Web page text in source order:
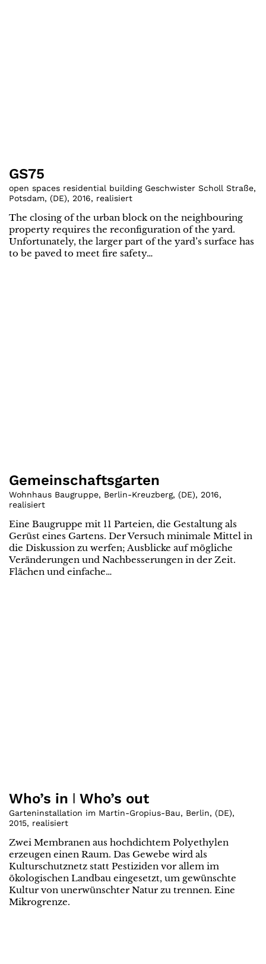
GS75
open spaces residential building Geschwister Scholl Straße,
Potsdam, (DE), 2016, realisiert
The closing of the urban block on the neighbouring
property requires the reconfiguration of the yard.
Unfortunately, the larger part of the yard’s surface has
to be paved to meet fire safety…
Gemeinschaftsgarten
Wohnhaus Baugruppe, Berlin-Kreuzberg, (DE), 2016,
realisiert
Eine Baugruppe mit 11 Parteien, die Gestaltung als
Gerüst eines Gartens. Der Versuch minimale Mittel in
die Diskussion zu werfen; Ausblicke auf mögliche
Veränderungen und Nachbesserungen in der Zeit.
Flächen und einfache…
Who’s in ǀ Who’s out
Garteninstallation im Martin-Gropius-Bau, Berlin, (DE),
2015, realisiert
Zwei Membranen aus hochdichtem Polyethylen
erzeugen einen Raum. Das Gewebe wird als
Kulturschutznetz statt Pestiziden vor allem im
ökologischen Landbau eingesetzt, um gewünschte
Kultur von unerwünschter Natur zu trennen. Eine
Mikrogrenze.